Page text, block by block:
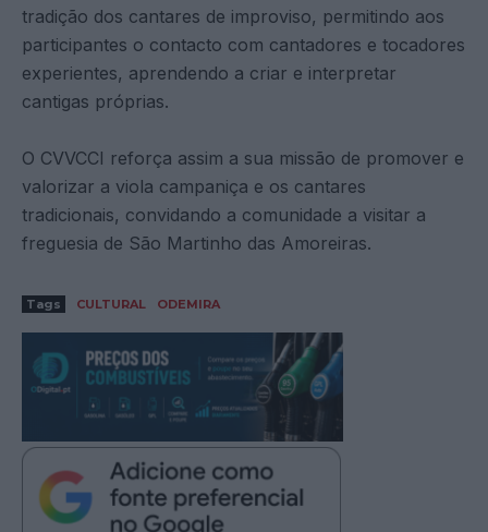
tradição dos cantares de improviso, permitindo aos
participantes o contacto com cantadores e tocadores
experientes, aprendendo a criar e interpretar
cantigas próprias.
O CVVCCI reforça assim a sua missão de promover e
valorizar a viola campaniça e os cantares
tradicionais, convidando a comunidade a visitar a
freguesia de São Martinho das Amoreiras.
Tags CULTURAL ODEMIRA